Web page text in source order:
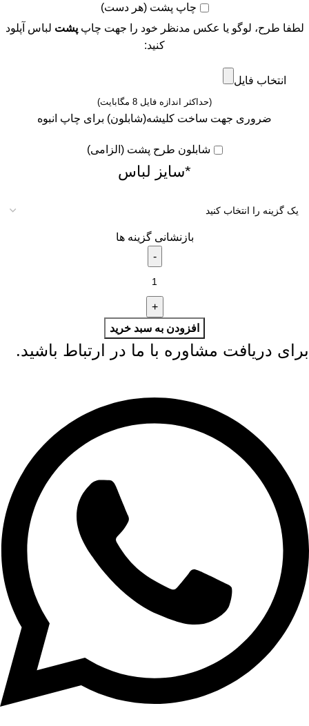
چاپ پشت (هر دست)
لطفا طرح، لوگو یا عکس مدنظر خود را جهت چاپپشت لباس آپلود
کنید:
انتخاب فایل
(حداکثر اندازه فایل 8 مگابایت)
ضروری جهت ساخت کلیشه(شابلون) برای چاپ انبوه
شابلون طرح پشت (الزامی)
*سایز لباس
بازنشانی گزینه ها
افزودن به سبد خرید
برای دریافت مشاوره با ما در ارتباط باشید.